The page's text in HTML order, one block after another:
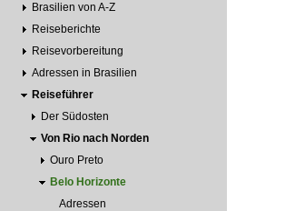
Brasilien von A-Z
Reiseberichte
Reisevorbereitung
Adressen in Brasilien
Reiseführer
Der Südosten
Von Rio nach Norden
Ouro Preto
Belo Horizonte
Adressen